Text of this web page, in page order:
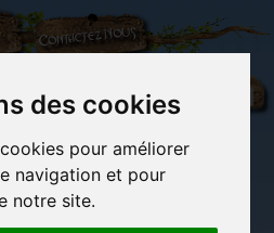
des cookies
pour améliorer
navigation et pour
notre site.
Contactez-nous